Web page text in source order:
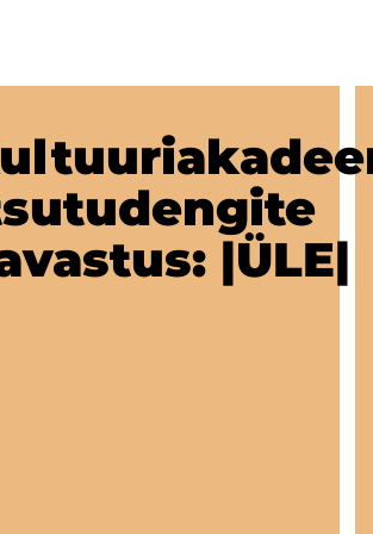
|ÜLE|